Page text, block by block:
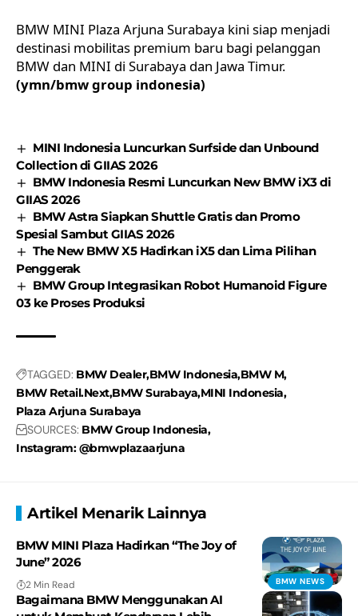
BMW MINI Plaza Arjuna Surabaya kini siap menjadi
destinasi mobilitas premium baru bagi pelanggan
BMW dan MINI di Surabaya dan Jawa Timur.
(ymn/bmw group indonesia)
MINI Indonesia Luncurkan Surfside dan Unbound
Collection di GIIAS 2026
BMW Indonesia Resmi Luncurkan New BMW iX3 di
GIIAS 2026
BMW Astra Siapkan Shuttle Gratis dan Promo
Spesial Sambut GIIAS 2026
The New BMW X5 Hadirkan iX5 dan Lima Pilihan
Penggerak
BMW Group Integrasikan Robot Humanoid Figure
03 ke Proses Produksi
TAGGED: BMW DealerBMW IndonesiaBMW M
BMW Retail.NextBMW SurabayaMINI Indonesia
Plaza Arjuna Surabaya
SOURCES: BMW Group Indonesia
Instagram: @bmwplazaarjuna
Artikel Menarik Lainnya
BMW NEWS
BMW MINI Plaza Hadirkan “The Joy of
June” 2026
2 Min Read
Bagaimana BMW Menggunakan AI